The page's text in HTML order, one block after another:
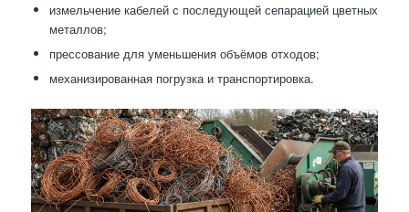
измельчение кабелей с последующей сепарацией цветных
металлов;
прессование для уменьшения объёмов отходов;
механизированная погрузка и транспортировка.